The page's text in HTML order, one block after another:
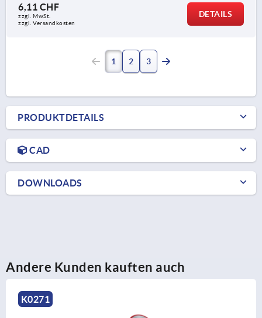
6,11 CHF
zzgl. MwSt.
zzgl. Versandkosten
DETAILS
1 2 3
PRODUKTDETAILS
CAD
DOWNLOADS
Andere Kunden kauften auch
K0525